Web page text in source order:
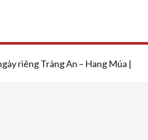
riêng Tràng An – Hang Múa |